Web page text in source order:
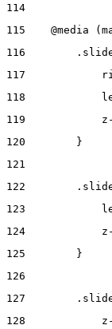
114
115
@media
116
117
118
119
120
        }
121
122
123
124
125
        }
126
127
128